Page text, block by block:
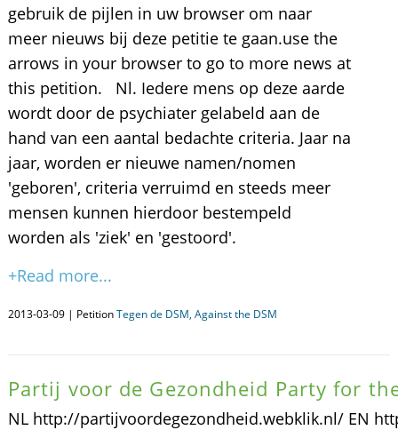
gebruik de pijlen in uw browser om naar
meer nieuws bij deze petitie te gaan.use the
arrows in your browser to go to more news at
this petition. Nl. Iedere mens op deze aarde
wordt door de psychiater gelabeld aan de
hand van een aantal bedachte criteria. Jaar na
jaar, worden er nieuwe namen/nomen
'geboren', criteria verruimd en steeds meer
mensen kunnen hierdoor bestempeld
worden als 'ziek' en 'gestoord'.
+Read more...
2013-03-09 | PetitionTegen de DSM, Against the DSM
Partij voor de Gezondheid Party for
NL http://partijvoordegezondheid.webklik.nl/ EN